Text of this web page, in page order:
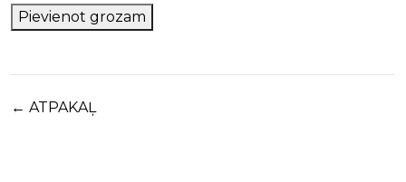
Pievienot grozam
← ATPAKAĻ